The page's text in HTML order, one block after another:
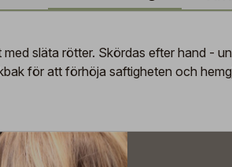
släta rötter. Skördas efter hand -
för att förhöja saftigheten och